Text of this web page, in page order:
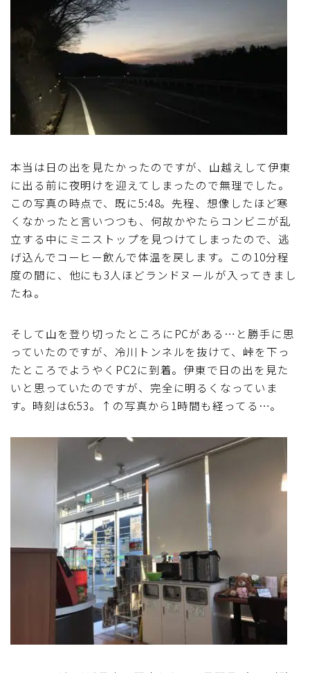
本当は日の出を見たかったのですが、山越えして伊東
に出る前に夜明けを迎えてしまったので無理でした。
この写真の時点で、既に5:48。先程、想像したほど寒
くなかったと言いつつも、何故かやたらコンビニが乱
立する中にミニストップを見つけてしまったので、逃
げ込んでコーヒー飲んで体温を戻します。この10分程
度の間に、他にも3人ほどランドヌールが入ってきまし
たね。
そして山を登り切ったところにPCがある…と勝手に思
っていたのですが、冷川トンネルを抜けて、峠を下っ
たところでようやくPC2に到着。伊東で日の出を見た
いと思っていたのですが、完全に明るくなっていま
す。時刻は6:53。↑の写真から1時間も経ってる…。